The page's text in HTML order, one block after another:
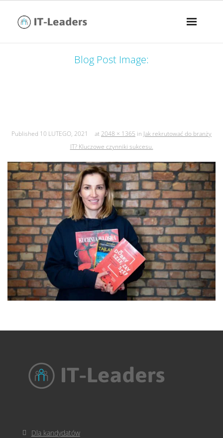
Blog Post Image:
Published 10 LUTEGO, 2021 at2048 × 1365 in Jak rekrutować do branży
IT? Kluczowe czynniki sukcesu.
Dla kandydatów